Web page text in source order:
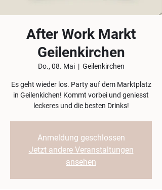
After Work Markt
Geilenkirchen
Do., 08. Mai
  |
Geilenkirchen
Es geht wieder los. Party auf dem Marktplatz
in Geilenkichen! Kommt vorbei und geniesst
leckeres und die besten Drinks!
Anmeldung geschlossen
Jetzt andere Veranstaltungen
ansehen